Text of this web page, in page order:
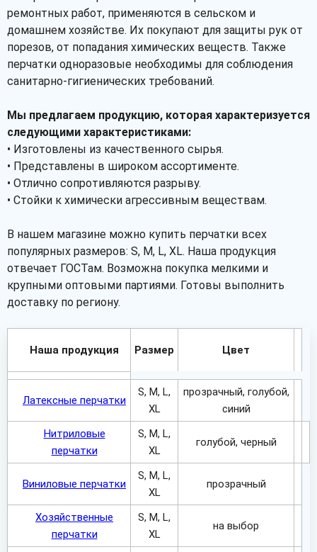
ремонтных работ, применяются в сельском и
домашнем хозяйстве. Их покупают для защиты рук от
порезов, от попадания химических веществ. Также
перчатки одноразовые необходимы для соблюдения
санитарно-гигиенических требований.
Мы предлагаем продукцию, которая характеризуется
следующими характеристиками:
• Изготовлены из качественного сырья.
• Представлены в широком ассортименте.
• Отлично сопротивляются разрыву.
• Стойки к химически агрессивным веществам.
В нашем магазине можно купить перчатки всех
популярных размеров: S, M, L, XL. Наша продукция
отвечает ГОСТам. Возможна покупка мелкими и
крупными оптовыми партиями. Готовы выполнить
доставку по региону.
Наша продукция Размер Цвет
Латексные перчатки
S, M, L,
XL
прозрачный, голубой,
синий
Нитриловые
перчатки
S, M, L,
XL
голубой, черный
Виниловые перчатки
S, M, L,
XL
прозрачный
Хозяйственные
перчатки
S, M, L,
XL
на выбор